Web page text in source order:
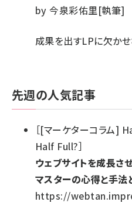
by 今泉彩佑里[執筆]
成果を出すLPに欠かせ
先週の人気記事
［[マーケターコラム]
Half Full?］
ウェブサイトを成長さ
マスターの心得と手法
https://